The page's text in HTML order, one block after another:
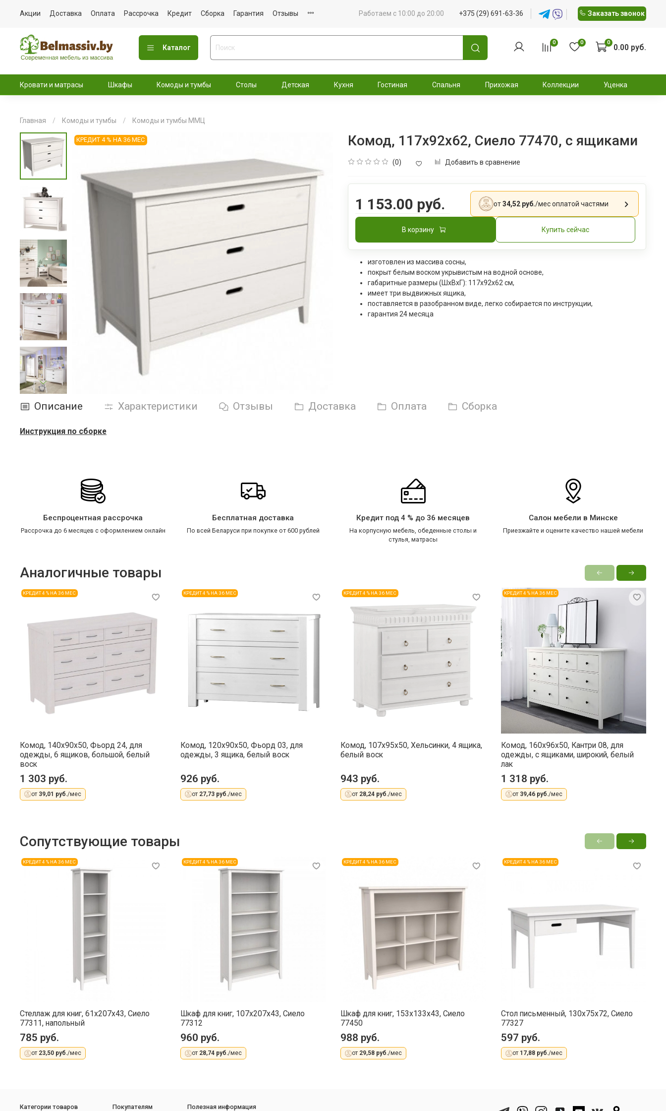
Акции Доставка Оплата Рассрочка Кредит Сборка Гарантия Отзывы Работаем с 10:00 до 20:00 +375 (29) 691-63-36 Заказать звонок
Каталог
0 0 0 0.00 руб.
Кровати и матрасы Шкафы Комоды и тумбы Столы Детская Кухня Гостиная Спальня Прихожая Коллекции Уценка
Главная Комоды и тумбы Комоды и тумбы ММЦ
КРЕДИТ 4 % НА 36 МЕС Комод, 117x92x62, Сиело 77470, с ящиками
(0) Добавить в сравнение
1 153.00 руб. от34,52 руб./месоплатой частями
В корзину Купить сейчас
изготовлен из массива сосны,
покрыт белым воском укрывистым на водной основе,
габаритные размеры (ШxВxГ): 117x92x62 см,
имеет три выдвижных ящика,
поставляется в разобранном виде, легко собирается по инструкции,
гарантия 24 месяца
Описание Характеристики Отзывы Доставка Оплата Сборка
Инструкция по сборке
Беспроцентная рассрочка
Рассрочка до 6 месяцев с оформлением онлайн
Бесплатная доставка
По всей Беларуси при покупке от 600 рублей
Кредит под 4 % до 36 месяцев
На корпусную мебель, обеденные столы и
стулья, матрасы
Салон мебели в Минске
Приезжайте и оцените качество нашей мебели
Аналогичные товары
КРЕДИТ 4 % НА 36 МЕС
Комод, 140x90x50, Фьорд 24, для
одежды, 6 ящиков, большой, белый
воск
1 303 руб.
от 39,01 руб./мес
КРЕДИТ 4 % НА 36 МЕС
Комод, 120x90x50, Фьорд 03, для
одежды, 3 ящика, белый воск
926 руб.
от 27,73 руб./мес
КРЕДИТ 4 % НА 36 МЕС
Комод, 107x95x50, Хельсинки, 4 ящика,
белый воск
943 руб.
от 28,24 руб./мес
КРЕДИТ 4 % НА 36 МЕС
Комод, 160х96х50, Кантри 08, для
одежды, с ящиками, широкий, белый
лак
1 318 руб.
от 39,46 руб./мес
Сопутствующие товары
КРЕДИТ 4 % НА 36 МЕС
Стеллаж для книг, 61x207x43, Сиело
77311, напольный
785 руб.
от 23,50 руб./мес
КРЕДИТ 4 % НА 36 МЕС
Шкаф для книг, 107x207x43, Сиело
77312
960 руб.
от 28,74 руб./мес
КРЕДИТ 4 % НА 36 МЕС
Шкаф для книг, 153x133x43, Сиело
77450
988 руб.
от 29,58 руб./мес
КРЕДИТ 4 % НА 36 МЕС
Стол письменный, 130x75x72, Сиело
77327
597 руб.
от 17,88 руб./мес
Категории товаров Покупателям Полезная информация